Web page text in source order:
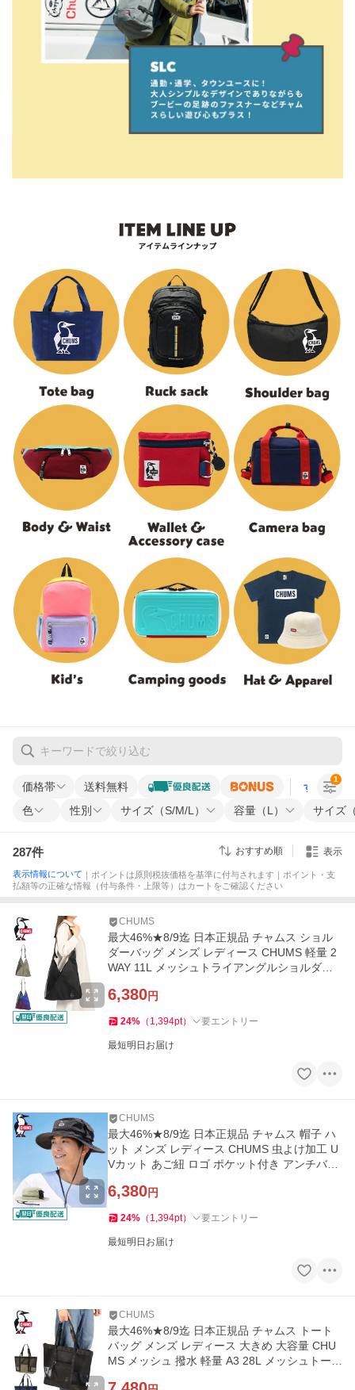
価格帯 送料無料 すべての条
色 性別 サイズ（S/M/L） 容量（L） サイズ
1
287件 おすすめ順 表示
表示情報について ｜ポイントは原則税抜価格を基準に付与されます｜ポイント・支
払額等の正確な情報（付与条件・上限等）はカートをご確認ください
CHUMS
最大46%★8/9迄 日本正規品 チャムス ショル
ダーバッグ メンズ レディース CHUMS 軽量 2
WAY 11L メッシュトライアングルショルダー
6,380円
24% （ 1,394pt） 要エントリー
最短明日お届け
CHUMS
最大46%★8/9迄 日本正規品 チャムス 帽子 ハ
ット メンズ レディース CHUMS 虫よけ加工 U
Vカット あご紐 ロゴ ポケット付き アンチバグ
6,380円
24% （ 1,394pt） 要エントリー
最短明日お届け
CHUMS
最大46%★8/9迄 日本正規品 チャムス トート
バッグ メンズ レディース 大きめ 大容量 CHU
MS メッシュ 撥水 軽量 A3 28L メッシュトート